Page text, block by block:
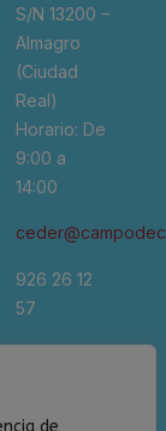
de
S/N 13200 –
Almagro
(Ciudad
Real)
Horario: De
9:00 a
14:00
926 26 12
57